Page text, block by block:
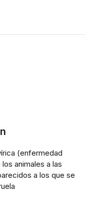
(enfermedad
animales a las
a los que se